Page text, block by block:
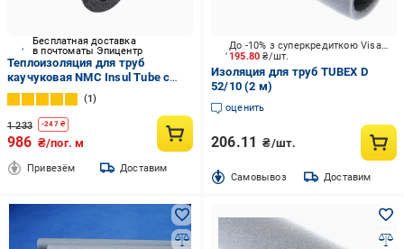
Бесплатная доставка
в почтоматы Эпицентр
Теплоизоляция для труб
каучуковая NMC Insul Tube с
внутренним Ø 160 мм и толщина
изоляции 13 мм (1443595285)
1
1 233 -247₴
986 ₴/пог. м
Привезём Доставим
195.80₴/шт.
До -10% з суперкредиткою Visa Вигода
Изоляция для труб TUBEX D
52/10 (2 м)
оценить
206.11 ₴/шт.
Cамовывоз Доставим